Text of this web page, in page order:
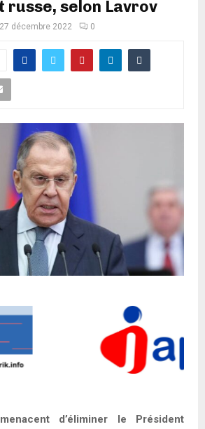
russe, selon Lavrov
27 décembre 2022 0
d’éliminer le Président